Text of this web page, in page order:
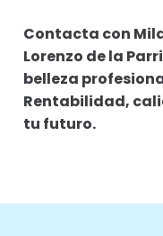
Contacta con
Lorenzo de la
belleza
Rentabilidad,
tu futuro.